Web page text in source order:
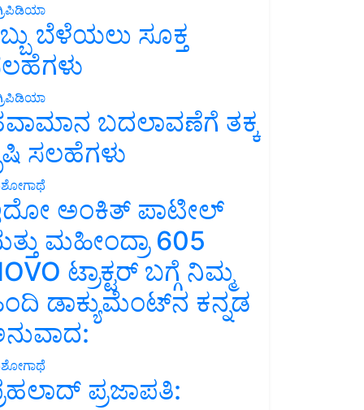
ಬೆಳೆಯಲು ಸೂಕ್ತ
ಬದಲಾವಣೆಗೆ ತಕ್ಕ
ಸಲಹೆಗಳು
ಅಂಕಿತ್ ಪಾಟೀಲ್
ಮಹೀಂದ್ರಾ 605
ಟ್ರಾಕ್ಟರ್ ಬಗ್ಗೆ ನಿಮ್ಮ
ಡಾಕ್ಯುಮೆಂಟ್‌ನ ಕನ್ನಡ
ಪ್ರಜಾಪತಿ: